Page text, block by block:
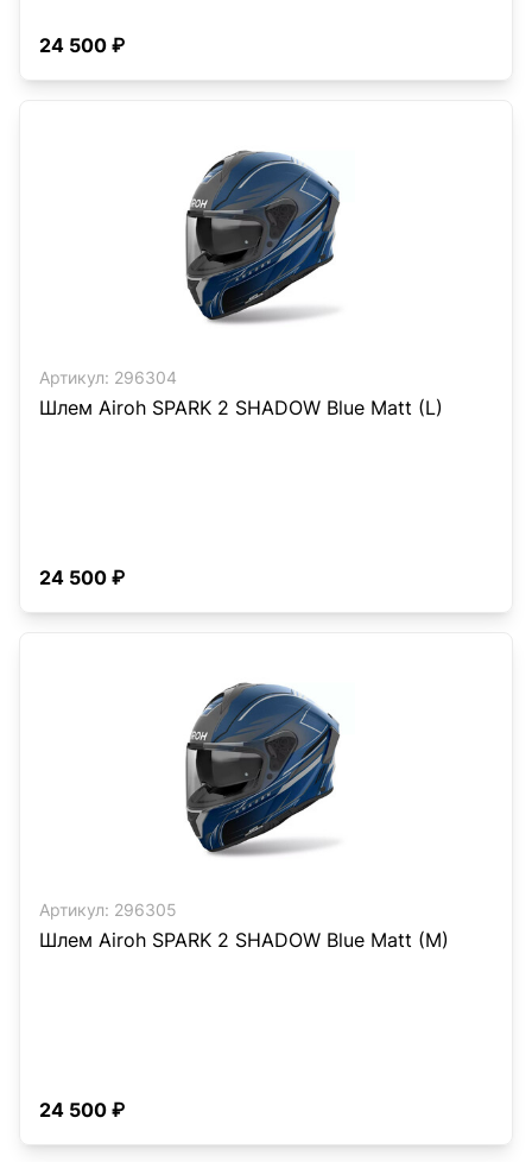
24 500 ₽
Артикул: 296304
Шлем Airoh SPARK 2 SHADOW Blue Matt (L)
24 500 ₽
Артикул: 296305
Шлем Airoh SPARK 2 SHADOW Blue Matt (M)
24 500 ₽